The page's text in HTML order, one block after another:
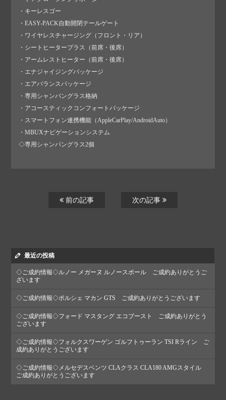
・キーレスゴー
・EASY-PACK自動開閉テールゲート
・ワイヤレスチャージング（フロント・リア）
・シートヒータープラス（前席・後席）
・アームレストヒーター（前席・後席）
・エナジャイジングパッケージ
・エアバランスパッケージ
・専用シャンパングラス格納
・アコースティックコンフォートパッケージ
・スマートフォン連携機能（AppleCarPlay/AndroidAuto）
・MBUXナビゲーションシステム
◇専用シャンパングラス2個
前の記事 次の記事
最近の投稿
◇ご成約情報◇ルノー メガーヌ ルノースポール ご成約ありがとうご
ざいます
◇ご成約情報◇ポルシェ マカン GTS ご成約ありがとうございます
◇ご成約情報◇フォード マスタング エコブースト ご成約ありがとう
ございます
◇ご成約情報◇フォルクスワーゲン ゴルフトゥーラン TSI Rライン ご
成約ありがとうございます
◇ご成約情報◇メルセデスベンツ CLAクラス CLA180 AMGスタイル
ご成約ありがとうございます